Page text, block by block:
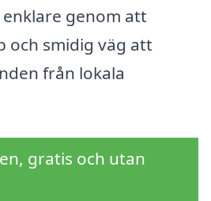
genom att
och smidig väg att
från lokala
gratis och utan